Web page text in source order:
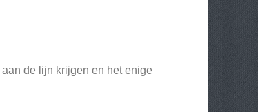
de lijn krijgen en het enige